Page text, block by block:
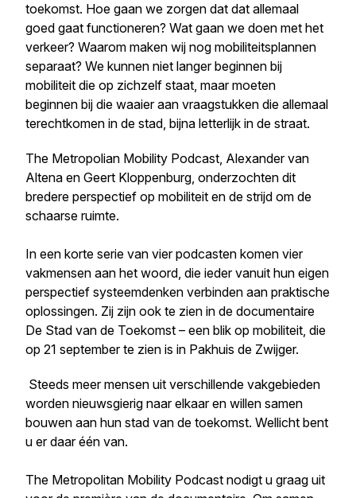
toekomst. Hoe gaan we zorgen dat dat allemaal
goed gaat functioneren? Wat gaan we doen met het
verkeer? Waarom maken wij nog mobiliteitsplannen
separaat? We kunnen niet langer beginnen bij
mobiliteit die op zichzelf staat, maar moeten
beginnen bij die waaier aan vraagstukken die allemaal
terechtkomen in de stad, bijna letterlijk in de straat.
The Metropolian Mobility Podcast, Alexander van
Altena en Geert Kloppenburg, onderzochten dit
bredere perspectief op mobiliteit en de strijd om de
schaarse ruimte.
In een korte serie van vier podcasten komen vier
vakmensen aan het woord, die ieder vanuit hun eigen
perspectief systeemdenken verbinden aan praktische
oplossingen. Zij zijn ook te zien in de documentaire
De Stad van de Toekomst – een blik op mobiliteit, die
op 21 september te zien is in Pakhuis de Zwijger.
Steeds meer mensen uit verschillende vakgebieden
worden nieuwsgierig naar elkaar en willen samen
bouwen aan hun stad van de toekomst. Wellicht bent
u er daar één van.
The Metropolitan Mobility Podcast nodigt u graag uit